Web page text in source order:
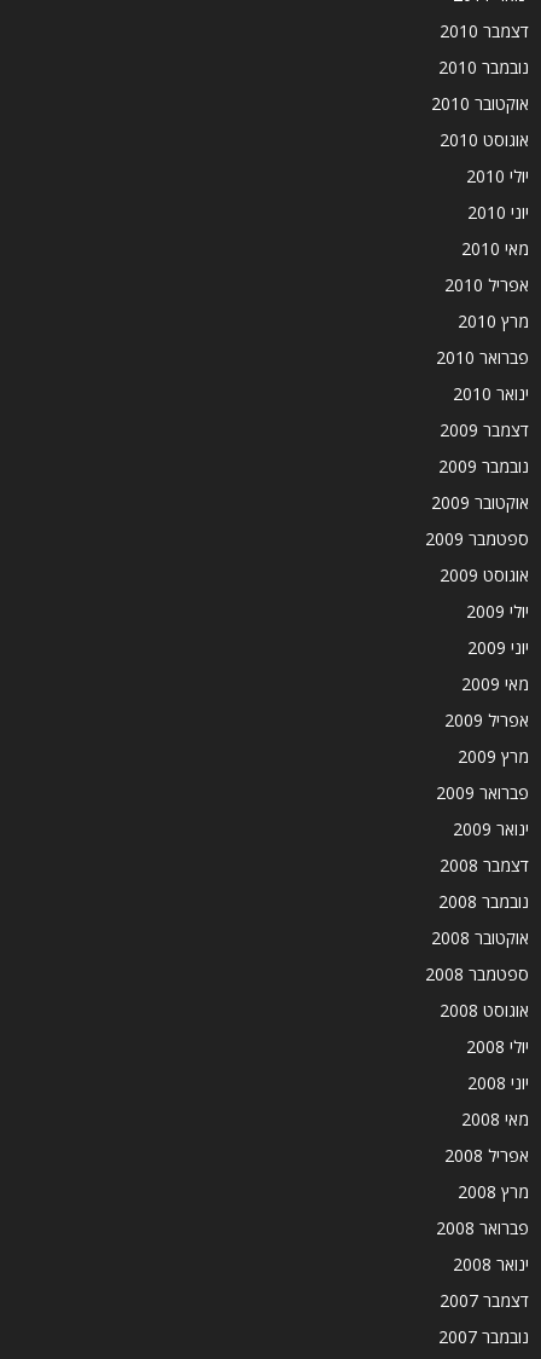
דצמבר 2010
נובמבר 2010
אוקטובר 2010
אוגוסט 2010
יולי 2010
יוני 2010
מאי 2010
אפריל 2010
מרץ 2010
פברואר 2010
ינואר 2010
דצמבר 2009
נובמבר 2009
אוקטובר 2009
ספטמבר 2009
אוגוסט 2009
יולי 2009
יוני 2009
מאי 2009
אפריל 2009
מרץ 2009
פברואר 2009
ינואר 2009
דצמבר 2008
נובמבר 2008
אוקטובר 2008
ספטמבר 2008
אוגוסט 2008
יולי 2008
יוני 2008
מאי 2008
אפריל 2008
מרץ 2008
פברואר 2008
ינואר 2008
דצמבר 2007
נובמבר 2007